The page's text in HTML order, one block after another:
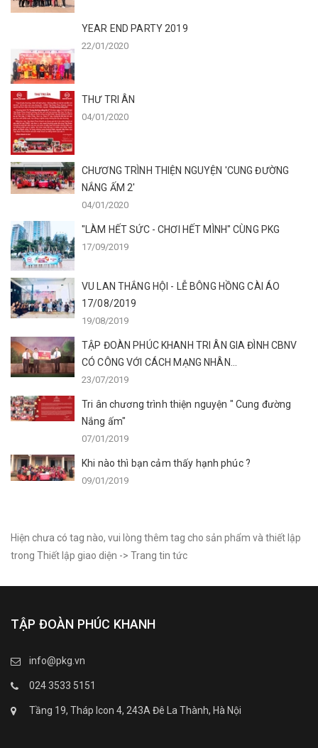
YEAR END PARTY 2019
22/01/2020
THƯ TRI ÂN
04/01/2020
CHƯƠNG TRÌNH THIỆN NGUYỆN 'CUNG ĐƯỜNG
NẮNG ẤM 2'
04/01/2020
"LÀM HẾT SỨC - CHƠI HẾT MÌNH" CÙNG PKG
17/09/2019
VU LAN THẮNG HỘI - LỄ BÔNG HỒNG CÀI ÁO
17/08/2019
19/08/2019
TẬP ĐOÀN PHÚC KHANH TRI ÂN GIA ĐÌNH CBNV
CÓ CÔNG VỚI CÁCH MẠNG NHÂN...
23/07/2019
Tri ân chương trình thiện nguyện " Cung đường
Nắng ấm"
07/01/2019
Khi nào thì bạn cảm thấy hạnh phúc ?
09/01/2019
Hiện chưa có tag nào, vui lòng thêm tag cho sản phẩm và thiết lập
trong Thiết lập giao diện -> Trang tin tức
TẬP ĐOÀN PHÚC KHANH
info@pkg.vn
024 3533 5151
Tầng 19, Tháp Icon 4, 243A Đê La Thành, Hà Nội